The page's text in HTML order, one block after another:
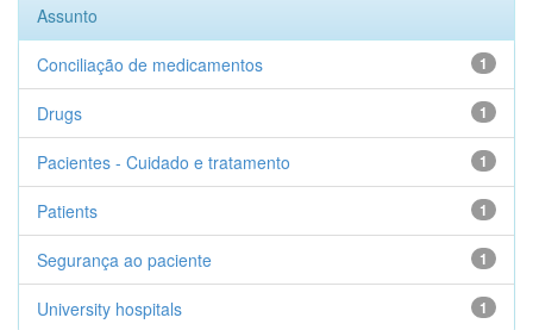
Assunto
1
Conciliação de medicamentos
1
Drugs
1
Pacientes - Cuidado e tratamento
1
Patients
1
Segurança ao paciente
1
University hospitals